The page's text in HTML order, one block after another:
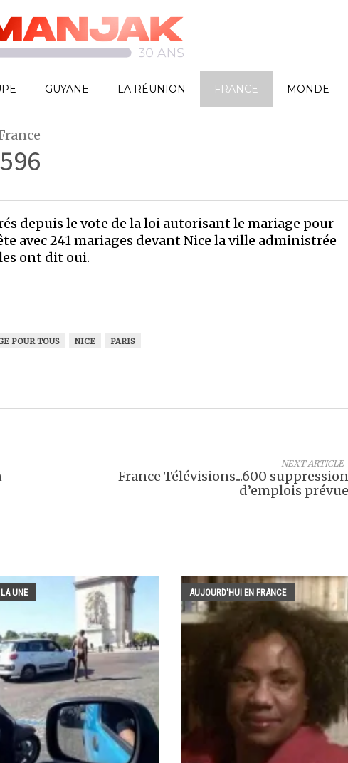
GUYANE LA RÉUNION FRANCE MONDE
depuis le vote de la loi autorisant le mariage pour
avec 241 mariages devant Nice la ville administrée
ont dit oui.
POUR TOUS NICE PARIS
NEXT ARTICLE
France Télévisions...600
d’emplois
UNE AUJOURD'HUI EN FRANCE